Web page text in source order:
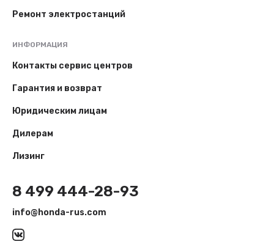
Ремонт электростанций
ИНФОРМАЦИЯ
Контакты сервис центров
Гарантия и возврат
Юридическим лицам
Дилерам
Лизинг
8 499 444-28-93
info@honda-rus.com